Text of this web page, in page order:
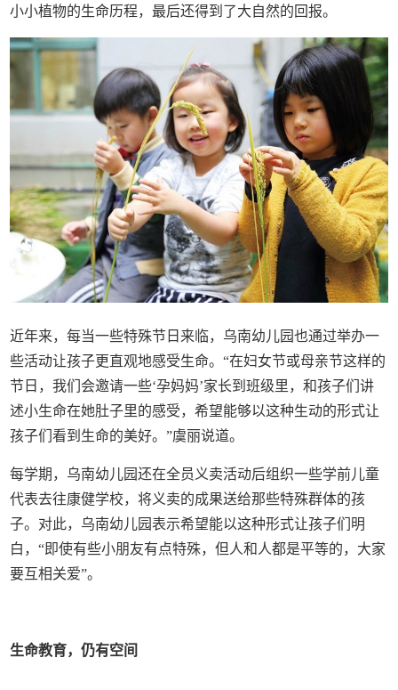
小小植物的生命历程，最后还得到了大自然的回报。
近年来，每当一些特殊节日来临，乌南幼儿园也通过举办一
些活动让孩子更直观地感受生命。“在妇女节或母亲节这样的
节日，我们会邀请一些‘孕妈妈’家长到班级里，和孩子们讲
述小生命在她肚子里的感受，希望能够以这种生动的形式让
孩子们看到生命的美好。”虞丽说道。
每学期，乌南幼儿园还在全员义卖活动后组织一些学前儿童
代表去往康健学校，将义卖的成果送给那些特殊群体的孩
子。对此，乌南幼儿园表示希望能以这种形式让孩子们明
白，“即使有些小朋友有点特殊，但人和人都是平等的，大家
要互相关爱”。
生命教育，仍有空间